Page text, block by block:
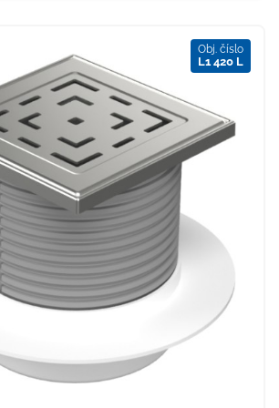
Obj. číslo
L1 420 L